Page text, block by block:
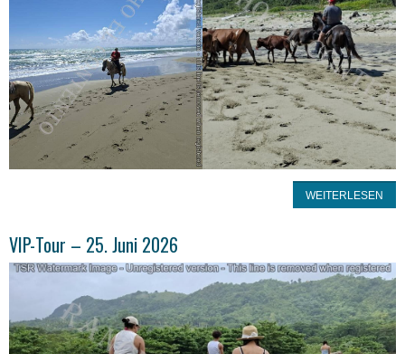
WEITERLESEN
VIP-Tour – 25. Juni 2026